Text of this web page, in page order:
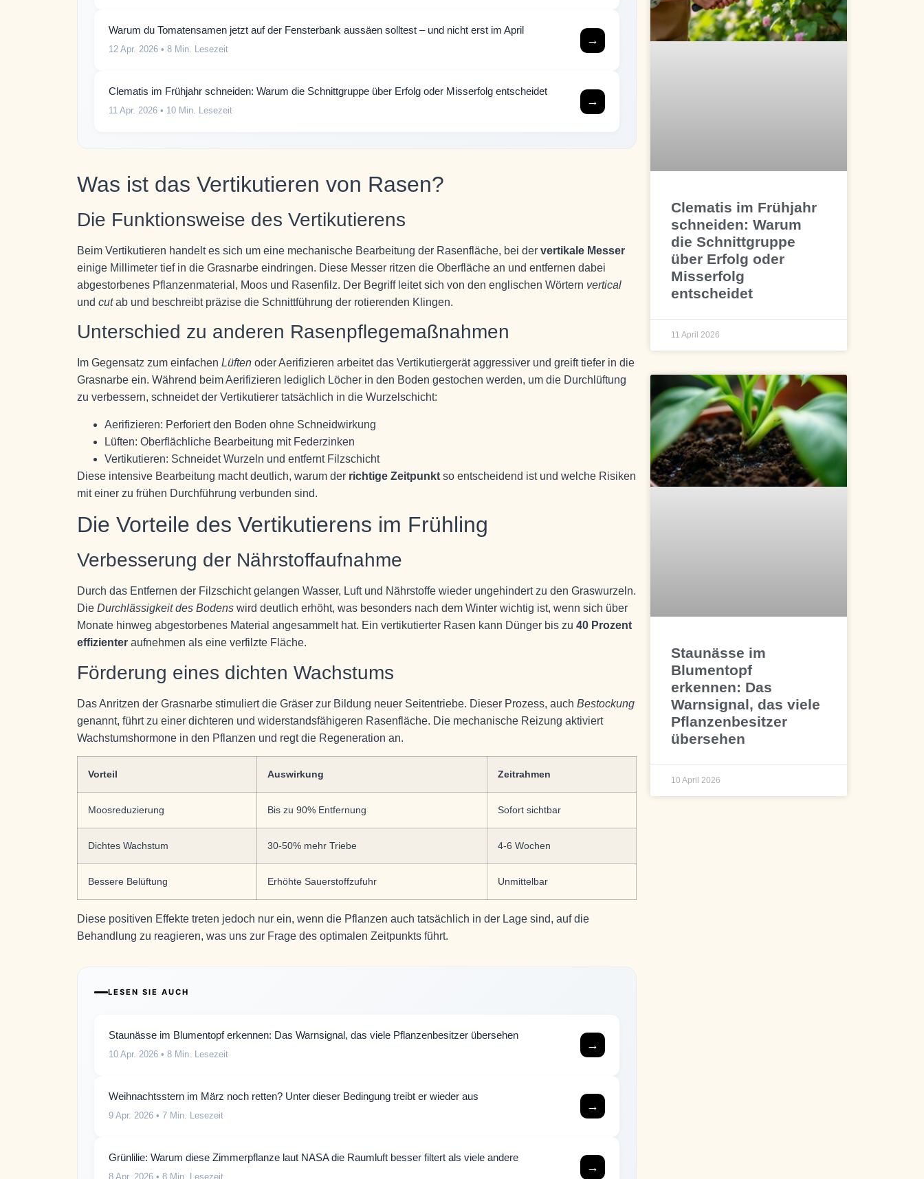
Clematis im Frühjahr
schneiden: Warum
die Schnittgruppe
über Erfolg oder
Misserfolg
entscheidet
11 April 2026
Staunässe im
Blumentopf
erkennen: Das
Warnsignal, das viele
Pflanzenbesitzer
übersehen
10 April 2026
Warum du Tomatensamen jetzt auf der Fensterbank aussäen solltest – und nicht erst im April
12 Apr. 2026 • 8 Min. Lesezeit
→
Clematis im Frühjahr schneiden: Warum die Schnittgruppe über Erfolg oder Misserfolg entscheidet
11 Apr. 2026 • 10 Min. Lesezeit
→
Was ist das Vertikutieren von Rasen?
Die Funktionsweise des Vertikutierens
Beim Vertikutieren handelt es sich um eine mechanische Bearbeitung der Rasenfläche, bei der vertikale Messer
einige Millimeter tief in die Grasnarbe eindringen. Diese Messer ritzen die Oberfläche an und entfernen dabei
abgestorbenes Pflanzenmaterial, Moos und Rasenfilz. Der Begriff leitet sich von den englischen Wörtern vertical
und cutab und beschreibt präzise die Schnittführung der rotierenden Klingen.
Unterschied zu anderen Rasenpflegemaßnahmen
Im Gegensatz zum einfachen Lüften oder Aerifizieren arbeitet das Vertikutiergerät aggressiver und greift tiefer in die
Grasnarbe ein. Während beim Aerifizieren lediglich Löcher in den Boden gestochen werden, um die Durchlüftung
zu verbessern, schneidet der Vertikutierer tatsächlich in die Wurzelschicht:
Aerifizieren: Perforiert den Boden ohne Schneidwirkung
Lüften: Oberflächliche Bearbeitung mit Federzinken
Vertikutieren: Schneidet Wurzeln und entfernt Filzschicht
Diese intensive Bearbeitung macht deutlich, warum der richtige Zeitpunkt so entscheidend ist und welche Risiken
mit einer zu frühen Durchführung verbunden sind.
Die Vorteile des Vertikutierens im Frühling
Verbesserung der Nährstoffaufnahme
Durch das Entfernen der Filzschicht gelangen Wasser, Luft und Nährstoffe wieder ungehindert zu den Graswurzeln.
Die Durchlässigkeit des Bodens wird deutlich erhöht, was besonders nach dem Winter wichtig ist, wenn sich über
Monate hinweg abgestorbenes Material angesammelt hat. Ein vertikutierter Rasen kann Dünger bis zu 40 Prozent
effizienter aufnehmen als eine verfilzte Fläche.
Förderung eines dichten Wachstums
Das Anritzen der Grasnarbe stimuliert die Gräser zur Bildung neuer Seitentriebe. Dieser Prozess, auch Bestockung
genannt, führt zu einer dichteren und widerstandsfähigeren Rasenfläche. Die mechanische Reizung aktiviert
Wachstumshormone in den Pflanzen und regt die Regeneration an.
Vorteil Auswirkung Zeitrahmen
Moosreduzierung Bis zu 90% Entfernung Sofort sichtbar
Dichtes Wachstum 30-50% mehr Triebe 4-6 Wochen
Bessere Belüftung Erhöhte Sauerstoffzufuhr Unmittelbar
Diese positiven Effekte treten jedoch nur ein, wenn die Pflanzen auch tatsächlich in der Lage sind, auf die
Behandlung zu reagieren, was uns zur Frage des optimalen Zeitpunkts führt.
LESEN SIE AUCH
Staunässe im Blumentopf erkennen: Das Warnsignal, das viele Pflanzenbesitzer übersehen
10 Apr. 2026 • 8 Min. Lesezeit
→
Weihnachtsstern im März noch retten? Unter dieser Bedingung treibt er wieder aus
9 Apr. 2026 • 7 Min. Lesezeit
→
Grünlilie: Warum diese Zimmerpflanze laut NASA die Raumluft besser filtert als viele andere
8 Apr. 2026 • 8 Min. Lesezeit
→